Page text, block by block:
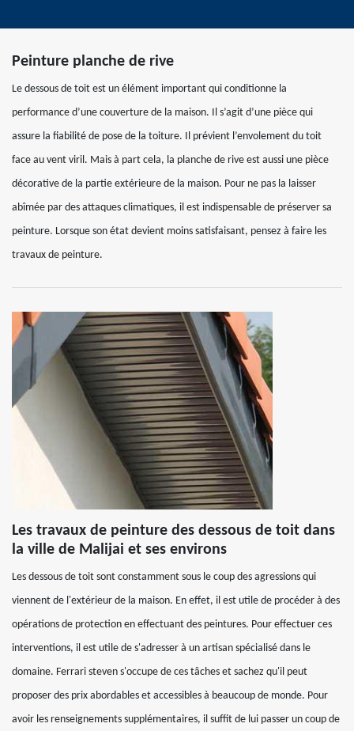
Peinture planche de rive
Le dessous de toit est un élément important qui conditionne la
performance d’une couverture de la maison. Il s’agit d’une pièce qui
assure la fiabilité de pose de la toiture. Il prévient l’envolement du toit
face au vent viril. Mais à part cela, la planche de rive est aussi une pièce
décorative de la partie extérieure de la maison. Pour ne pas la laisser
abîmée par des attaques climatiques, il est indispensable de préserver sa
peinture. Lorsque son état devient moins satisfaisant, pensez à faire les
travaux de peinture.
Les travaux de peinture des dessous de toit dans
la ville de Malijai et ses environs
Les dessous de toit sont constamment sous le coup des agressions qui
viennent de l'extérieur de la maison. En effet, il est utile de procéder à des
opérations de protection en effectuant des peintures. Pour effectuer ces
interventions, il est utile de s'adresser à un artisan spécialisé dans le
domaine. Ferrari steven s'occupe de ces tâches et sachez qu'il peut
proposer des prix abordables et accessibles à beaucoup de monde. Pour
avoir les renseignements supplémentaires, il suffit de lui passer un coup de